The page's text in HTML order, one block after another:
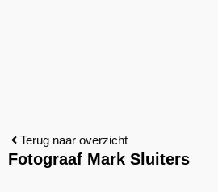
Terug naar overzicht
Fotograaf Mark Sluiters